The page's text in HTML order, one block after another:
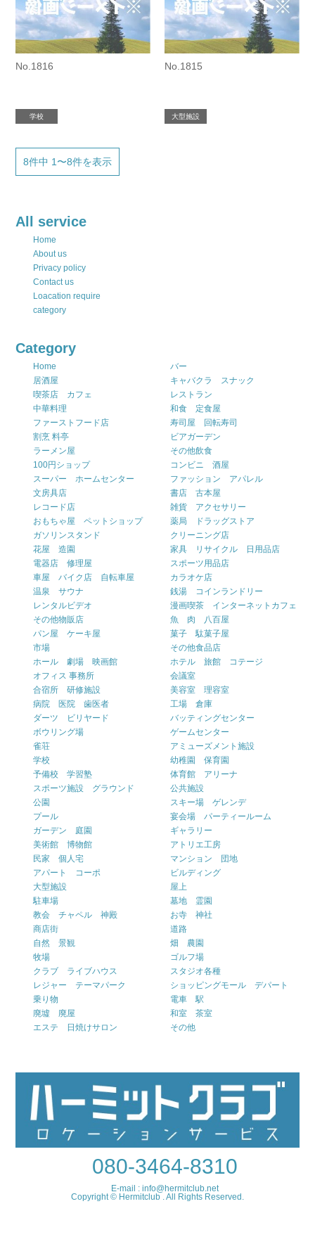
No.1816
学校
No.1815
大型施設
8件中 1〜8件を表示
All service
Home
About us
Privacy policy
Contact us
Loacation require
category
Category
Home
バー
居酒屋
キャバクラ スナック
喫茶店 カフェ
レストラン
中華料理
和食 定食屋
ファーストフード店
寿司屋 回転寿司
割烹 料亭
ビアガーデン
ラーメン屋
その他飲食
100円ショップ
コンビニ 酒屋
スーパー ホームセンター
ファッション アパレル
文房具店
書店 古本屋
レコード店
雑貨 アクセサリー
おもちゃ屋 ペットショップ
薬局 ドラッグストア
ガソリンスタンド
クリーニング店
花屋 造園
家具 リサイクル 日用品店
電器店 修理屋
スポーツ用品店
車屋 バイク店 自転車屋
カラオケ店
温泉 サウナ
銭湯 コインランドリー
レンタルビデオ
漫画喫茶 インターネットカフェ
その他物販店
魚 肉 八百屋
パン屋 ケーキ屋
菓子 駄菓子屋
市場
その他食品店
ホール 劇場 映画館
ホテル 旅館 コテージ
オフィス 事務所
会議室
合宿所 研修施設
美容室 理容室
病院 医院 歯医者
工場 倉庫
ダーツ ビリヤード
バッティングセンター
ボウリング場
ゲームセンター
雀荘
アミューズメント施設
学校
幼稚園 保育園
予備校 学習塾
体育館 アリーナ
スポーツ施設 グラウンド
公共施設
公園
スキー場 ゲレンデ
プール
宴会場 パーティールーム
ガーデン 庭園
ギャラリー
美術館 博物館
アトリエ工房
民家 個人宅
マンション 団地
アパート コーポ
ビルディング
大型施設
屋上
駐車場
墓地 霊園
教会 チャペル 神殿
お寺 神社
商店街
道路
自然 景観
畑 農園
牧場
ゴルフ場
クラブ ライブハウス
スタジオ各種
レジャー テーマパーク
ショッピングモール デパート
乗り物
電車 駅
廃墟 廃屋
和室 茶室
エステ 日焼けサロン
その他
080-3464-8310
E-mail : info@hermitclub.net
Copyright © Hermitclub . All Rights Reserved.